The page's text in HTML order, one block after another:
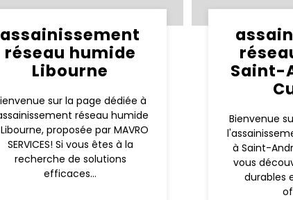
assainissement
réseau humide
Libourne
sur la page dédiée à
réseau humide
proposée par MAVRO
SERVICES! Si vous êtes à la
recherche de solutions
efficaces...
Saint-
Bienvenue
à Saint-
vous
durables